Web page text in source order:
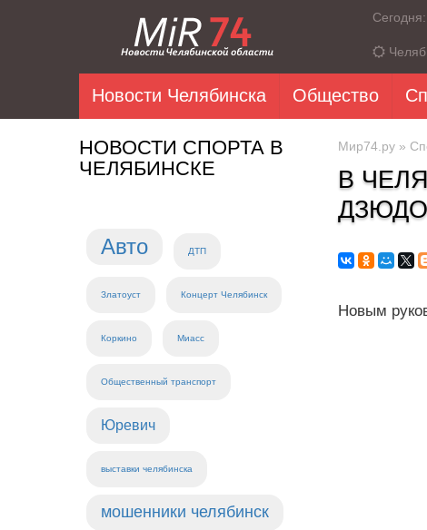
Сегодня:
Новости Челябинска Общество
НОВОСТИ СПОРТА В
ЧЕЛЯБИНСКЕ
Авто ДТП
Златоуст Концерт Челябинск
Коркино Миасс
Общественный транспорт
Юревич
выставки челябинска
мошенники челябинск
Мир74.ру »
В
Новым